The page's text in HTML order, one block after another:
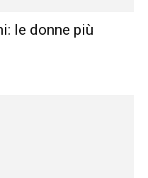
le donne più